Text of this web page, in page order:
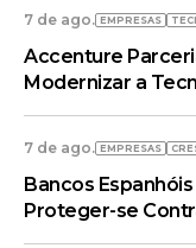
7 de ago. EMPRESAS
Accenture
Modernizar a
7 de ago. EMPRESAS
Bancos
Proteger-se